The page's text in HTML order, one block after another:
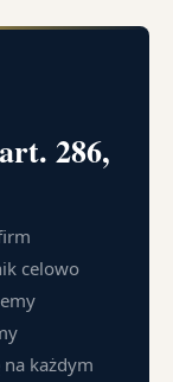
286,
celowo
każdym